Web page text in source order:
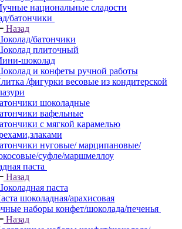
национальные сладости
батончики
Назад
батончики
плиточный
шоколад
и конфеты ручной работы
/фигурки весовые из кондитерской
шоколадные
вафельные
с мягкой карамелью
нуговые/ марципановые/
суфле/маршмеллоу
паста
Назад
паста
шоколадная/арахисовая
наборы конфет/шоколада/печенья
Назад